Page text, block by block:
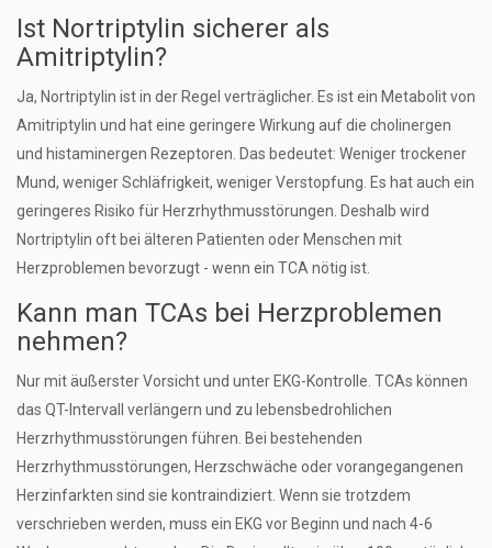
Ist Nortriptylin sicherer als
Amitriptylin?
Ja, Nortriptylin ist in der Regel verträglicher. Es ist ein Metabolit von
Amitriptylin und hat eine geringere Wirkung auf die cholinergen
und histaminergen Rezeptoren. Das bedeutet: Weniger trockener
Mund, weniger Schläfrigkeit, weniger Verstopfung. Es hat auch ein
geringeres Risiko für Herzrhythmusstörungen. Deshalb wird
Nortriptylin oft bei älteren Patienten oder Menschen mit
Herzproblemen bevorzugt - wenn ein TCA nötig ist.
Kann man TCAs bei Herzproblemen
nehmen?
Nur mit äußerster Vorsicht und unter EKG-Kontrolle. TCAs können
das QT-Intervall verlängern und zu lebensbedrohlichen
Herzrhythmusstörungen führen. Bei bestehenden
Herzrhythmusstörungen, Herzschwäche oder vorangegangenen
Herzinfarkten sind sie kontraindiziert. Wenn sie trotzdem
verschrieben werden, muss ein EKG vor Beginn und nach 4-6